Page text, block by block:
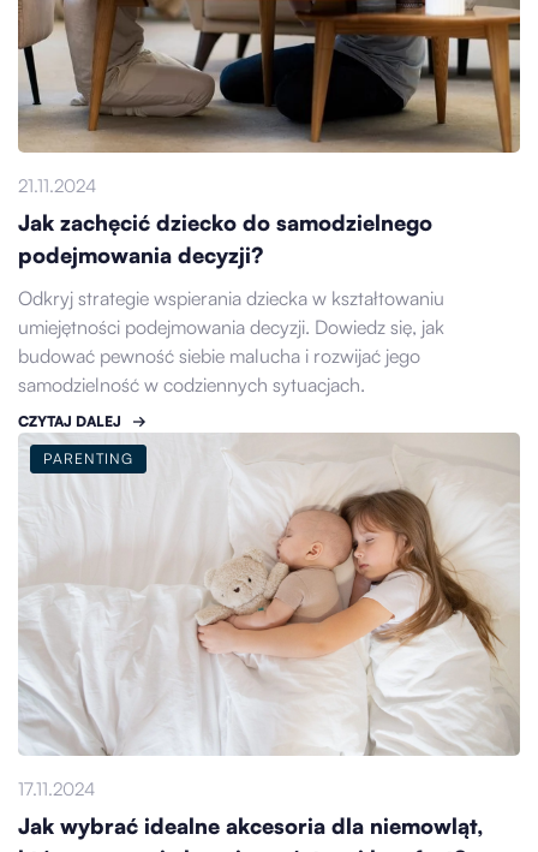
21.11.2024
Jak zachęcić dziecko do samodzielnego
podejmowania decyzji?
Odkryj strategie wspierania dziecka w kształtowaniu
umiejętności podejmowania decyzji. Dowiedz się, jak
budować pewność siebie malucha i rozwijać jego
samodzielność w codziennych sytuacjach.
CZYTAJ DALEJ
PARENTING
17.11.2024
Jak wybrać idealne akcesoria dla niemowląt,